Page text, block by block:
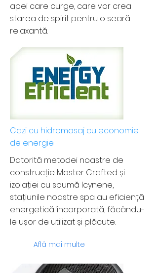
apei care curge, care vor crea
starea de spirit pentru o seară
relaxantă.
Cazi cu hidromasaj cu economie
de energie
Datorită metodei noastre de
construcție Master Crafted și
izolației cu spumă Icynene,
stațiunile noastre spa au eficiență
energetică încorporată, făcându-
le ușor de utilizat și plăcute.
Află mai multe